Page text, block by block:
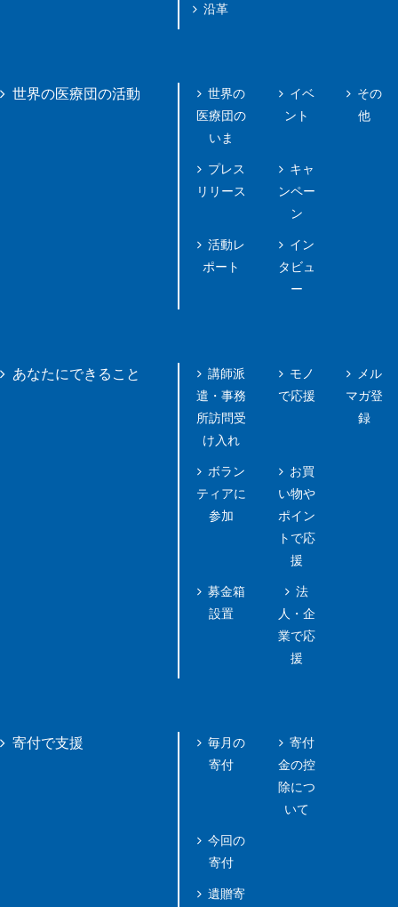
沿革
世界の医療団の活動
世界の
医療団の
いま
プレス
リリース
活動レ
ポート
イベ
ント
キャ
ンペー
ン
イン
タビュ
ー
その
他
あなたにできること
講師派
遣・事務
所訪問受
け入れ
ボラン
ティアに
参加
募金箱
設置
モノ
で応援
お買
い物や
ポイン
トで応
援
法
人・企
業で応
援
メル
マガ登
録
寄付で支援
毎月の
寄付
今回の
寄付
遺贈寄
寄付
金の控
除につ
いて